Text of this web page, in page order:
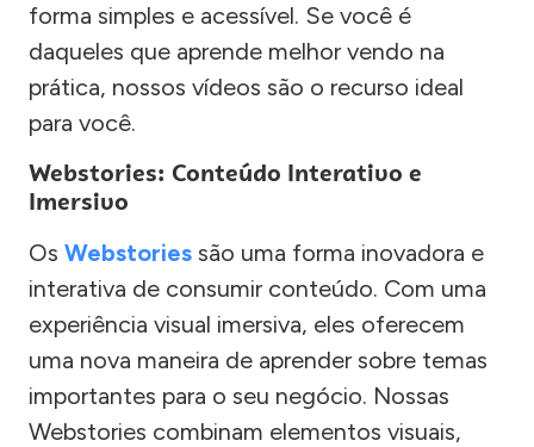
forma simples e acessível. Se você é
daqueles que aprende melhor vendo na
prática, nossos vídeos são o recurso ideal
para você.
Webstories: Conteúdo Interativo e
Imersivo
Os Webstories são uma forma inovadora e
interativa de consumir conteúdo. Com uma
experiência visual imersiva, eles oferecem
uma nova maneira de aprender sobre temas
importantes para o seu negócio. Nossas
Webstories combinam elementos visuais,